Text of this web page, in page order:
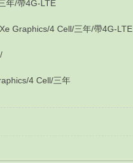
年/帶4G-LTE
4 Cell/三年/帶4G-LTE
4 Cell/三年